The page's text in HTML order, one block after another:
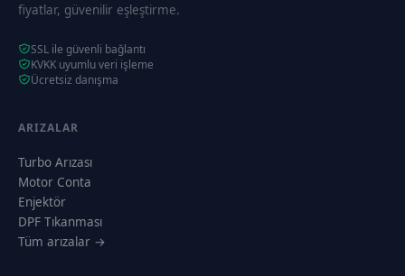
fiyatlar, güvenilir eşleştirme.
SSL ile güvenli bağlantı
KVKK uyumlu veri işleme
Ücretsiz danışma
ARIZALAR
Turbo Arızası
Motor Conta
Enjektör
DPF Tıkanması
Tüm arızalar →